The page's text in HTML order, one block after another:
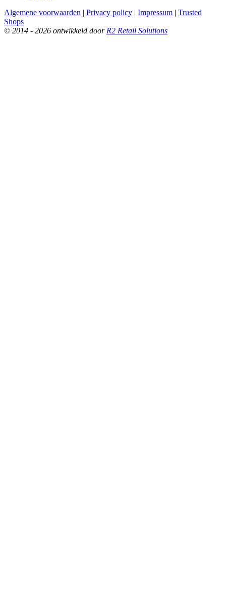
Algemene voorwaarden | Privacy policy | Impressum | Trusted
Shops
© 2014 - 2026 ontwikkeld door R2 Retail Solutions